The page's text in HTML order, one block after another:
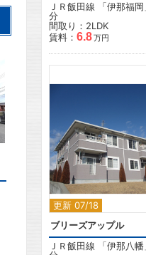
ＪＲ飯田線 「伊那福岡
分
間取り：2LDK
賃料： 6.8万円
更新 07/18
2
ブリーズアップル
ＪＲ飯田線 「伊那八幡